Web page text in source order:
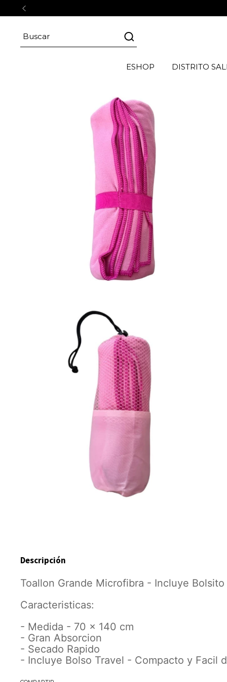
ESHOP DISTRITO
Descripción
Toallon Grande Microfibra - Incluye Bolsito
Caracteristicas:
- Medida - 70 x 140 cm
- Gran Absorcion
- Secado Rapido
- Incluye Bolso Travel - Compacto y Facil